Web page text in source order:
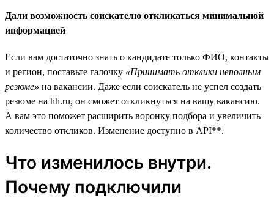
Дали возможность соискателю откликаться минимальной
информацией
Если вам достаточно знать о кандидате только ФИО, контакты
и регион, поставьте галочку «Принимать отклики неполным
резюме» на вакансии. Даже если соискатель не успел создать
резюме на hh.ru, он сможет откликнуться на вашу вакансию.
А вам это поможет расширить воронку подбора и увеличить
количество откликов. Изменение доступно в API**.
Что изменилось внутри.
Почему подключили